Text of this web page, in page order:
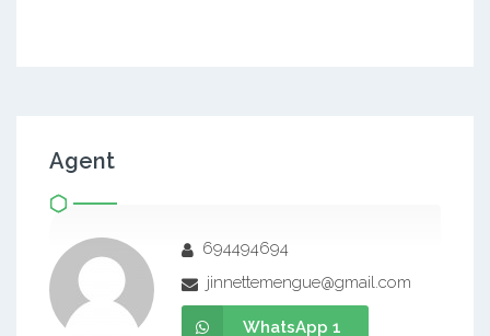
Agent
694494694
jinnettemengue@gmail.com
WhatsApp 1